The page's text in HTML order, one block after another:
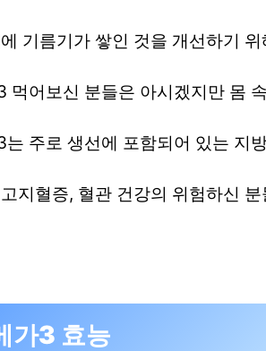
기름기가 쌓인 것을 개선하기
먹어보신 분들은 아시겠지만 몸
는 주로 생선에 포함되어 있는 지
지혈증, 혈관 건강의 위험하신
가3 효능